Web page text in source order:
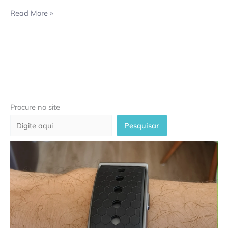
Read More »
Procure no site
Pesquisar